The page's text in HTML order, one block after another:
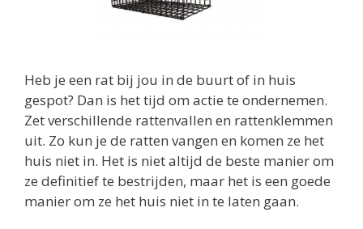
Heb je een rat bij jou in de buurt of in huis
gespot? Dan is het tijd om actie te ondernemen.
Zet verschillende rattenvallen en rattenklemmen
uit. Zo kun je de ratten vangen en komen ze het
huis niet in. Het is niet altijd de beste manier om
ze definitief te bestrijden, maar het is een goede
manier om ze het huis niet in te laten gaan.